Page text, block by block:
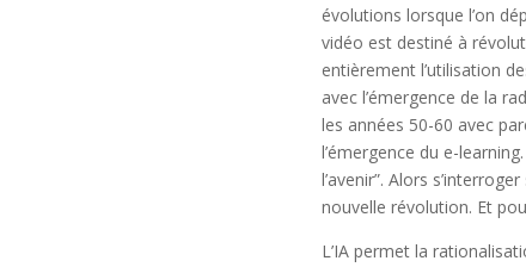
évolutions lorsque l’on
vidéo est destiné à
entièrement l’utilisation
avec l’émergence de la
les années 50-60 avec
l’émergence du e-
l’avenir”. Alors
nouvelle révolution. Et
L’IA permet la